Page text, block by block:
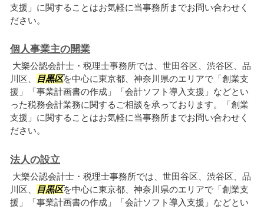
支援」に関することはお気軽に当事務所までお問い合わせく
ださい。
個人事業主の開業
大樂公認会計士・税理士事務所では、世田谷区、渋谷区、品
川区、
目黒区を中心に東京都、神奈川県のエリアで「創業支
援」「事業計画書の作成」「会計ソフト導入支援」などとい
った税務会計業務に関するご相談を承っております。「創業
支援」に関することはお気軽に当事務所までお問い合わせく
ださい。
法人の設立
大樂公認会計士・税理士事務所では、世田谷区、渋谷区、品
川区、
目黒区を中心に東京都、神奈川県のエリアで「創業支
援」「事業計画書の作成」「会計ソフト導入支援」などとい